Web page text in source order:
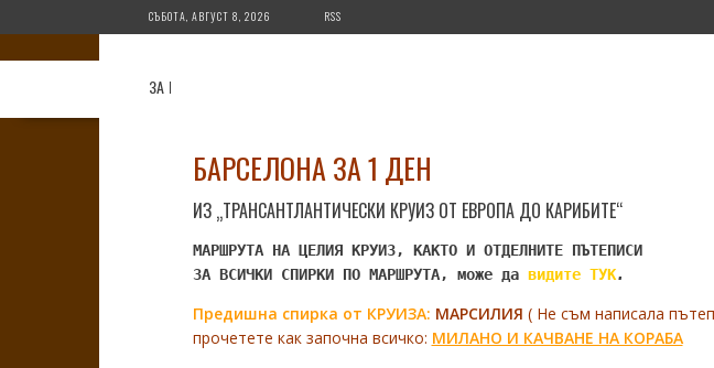
to
content
СЪБОТА, АВГУСТ 8, 2026 RSS
ЗА МЕН
БАРСЕЛОНА ЗА 1 ДЕН
ИЗ „ТРАНСАНТЛАНТИЧЕСКИ КРУИЗ ОТ ЕВРОПА ДО КАРИБИТЕ“
МАРШРУТА НА ЦЕЛИЯ КРУИЗ, КАКТО И ОТДЕЛНИТЕ ПЪТЕПИСИ
ЗА ВСИЧКИ СПИРКИ ПО МАРШРУТА, може да видите ТУК.
Предишна спирка от КРУИЗА: МАРСИЛИЯ ( Не съм написала
прочетете как започна всичко: МИЛАНО И КАЧВАНЕ НА КОРАБА